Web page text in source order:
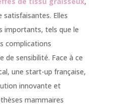
satisfaisantes. Elles
importants, tels que le
complications
de sensibilité. Face à ce
une start-up française,
innovante et
mammaires